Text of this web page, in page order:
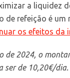
a liquidez
de refeição é um
os efeitos da
de 2024, o
ser de 10,20€/dia.